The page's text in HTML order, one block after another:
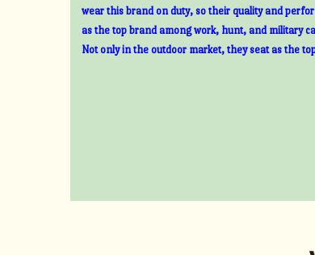
wear this brand on duty, so their quality and
as the top brand among work, hunt, and military
Not only in the outdoor market, they seat as the